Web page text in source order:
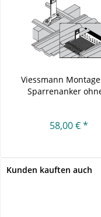
Viessmann
Sparrenanker
58,00 € *
Kunden kauften auch